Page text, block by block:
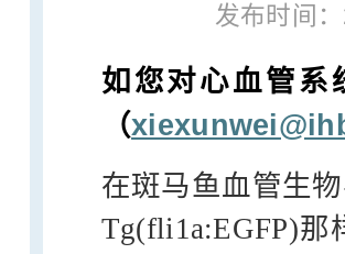
发布时间
如您对心血管系
（
在斑马鱼血管生
Tg(fli1a:EGFP)